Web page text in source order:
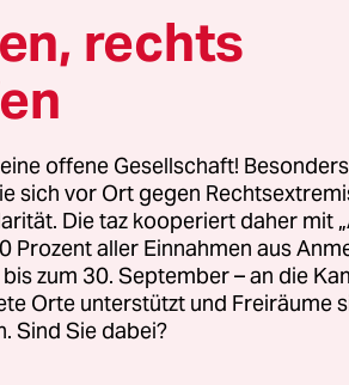
und
Neurotoxins
eine
Von diesen
Gesundheit
in Fischen und
Algenblüten
Sommern
rechts
offene Gesellschaft!
sich vor Ort gegen
Die taz kooperiert daher mit
Prozent aller Einnahmen aus
zum 30. September – an die
Orte unterstützt und Freiräume
Sind Sie dabei?